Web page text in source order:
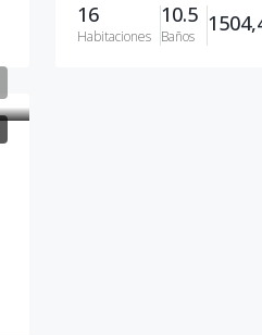
16
Habitaciones
10.5
Baños